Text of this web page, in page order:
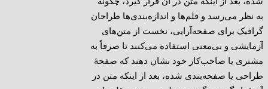
به نظر می‌رسد و قلم‌ها و اندازه‌بندی‌ها طراحان
گرافیک برای صفحه‌آرایی، نخست از متن‌های
آزمایشی و بی‌معنی استفاده می‌کنند تا صرفاً به
مشتری یا صاحب‌کار خود نشان دهند که صفحهٔ
طراحی یا صفحه‌بندی شده، بعد از اینکه متن در